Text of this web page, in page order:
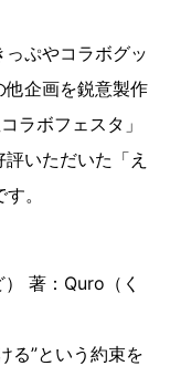
ぷやコラボグッ
他企画を鋭意製作
ラボフェスタ」
いただいた「え
。
著：Quro（く
る”という約束を